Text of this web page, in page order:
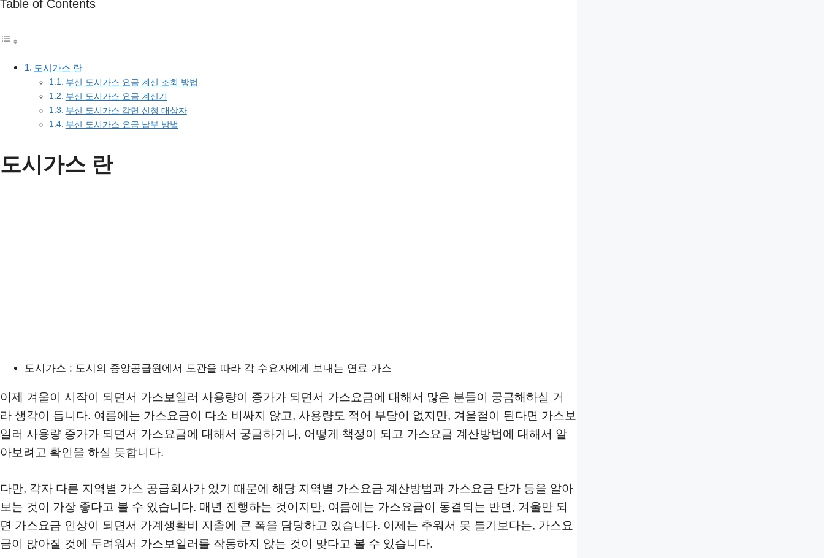
Table of Contents
도시가스 란
부산 도시가스 요금 계산 조회 방법
부산 도시가스 요금 계산기
부산 도시가스 감면 신청 대상자
부산 도시가스 요금 납부 방법
도시가스 란
도시가스 : 도시의 중앙공급원에서 도관을 따라 각 수요자에게 보내는 연료 가스
이제 겨울이 시작이 되면서 가스보일러 사용량이 증가가 되면서 가스요금에 대해서 많은 분들이 궁금해하실 거
라 생각이 듭니다. 여름에는 가스요금이 다소 비싸지 않고, 사용량도 적어 부담이 없지만, 겨울철이 된다면 가스보
일러 사용량 증가가 되면서 가스요금에 대해서 궁금하거나, 어떻게 책정이 되고 가스요금 계산방법에 대해서 알
아보려고 확인을 하실 듯합니다.
다만, 각자 다른 지역별 가스 공급회사가 있기 때문에 해당 지역별 가스요금 계산방법과 가스요금 단가 등을 알아
보는 것이 가장 좋다고 볼 수 있습니다. 매년 진행하는 것이지만, 여름에는 가스요금이 동결되는 반면, 겨울만 되
면 가스요금 인상이 되면서 가계생활비 지출에 큰 폭을 담당하고 있습니다. 이제는 추워서 못 틀기보다는, 가스요
금이 많아질 것에 두려워서 가스보일러를 작동하지 않는 것이 맞다고 볼 수 있습니다.